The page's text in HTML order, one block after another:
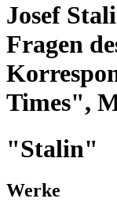
Josef
Fragen
Times",
"Stalin"
Werke